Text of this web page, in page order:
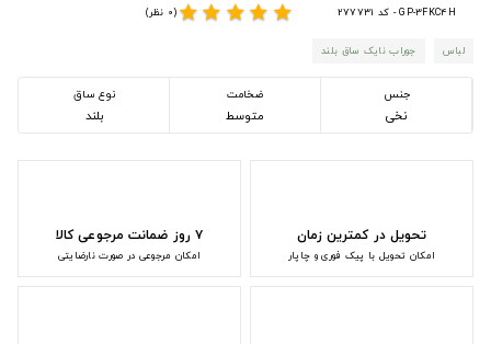
GP-3FKC4H - کد 277731 star
star
star
star
star(0 نظر)
لباس جوراب نایک ساق بلند
جنس
نخی
ضخامت
متوسط
نوع ساق
بلند
تحویل در کمترین زمان
امکان تحویل با پیک فوری و چاپار
۷ روز ضمانت مرجوعی کالا
امکان مرجوعی در صورت نارضایتی